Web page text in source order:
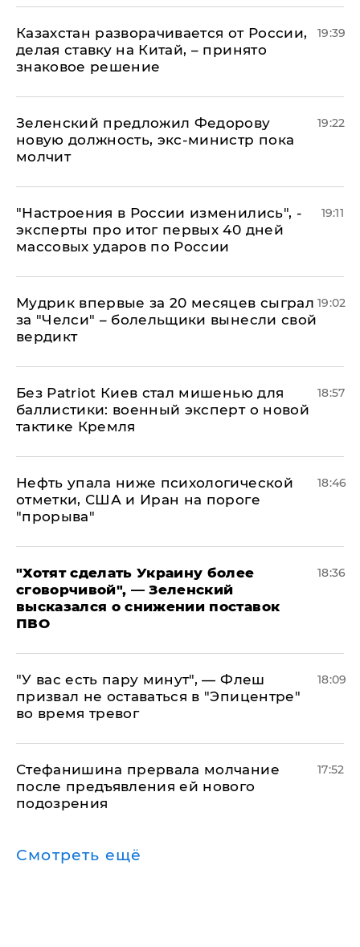
Казахстан разворачивается от России,
делая ставку на Китай, – принято
знаковое решение
19:39
Зеленский предложил Федорову
новую должность, экс-министр пока
молчит
19:22
"Настроения в России изменились", -
эксперты про итог первых 40 дней
массовых ударов по России
19:11
Мудрик впервые за 20 месяцев сыграл
за "Челси" – болельщики вынесли свой
вердикт
19:02
​Без Patriot Киев стал мишенью для
баллистики: военный эксперт о новой
тактике Кремля
18:57
Нефть упала ниже психологической
отметки, США и Иран на пороге
"прорыва"
18:46
​"Хотят сделать Украину более
сговорчивой", — Зеленский
высказался о снижении поставок
ПВО
18:36
​"У вас есть пару минут", — Флеш
призвал не оставаться в "Эпицентре"
во время тревог
18:09
Стефанишина прервала молчание
после предъявления ей нового
подозрения
17:52
Смотреть ещё